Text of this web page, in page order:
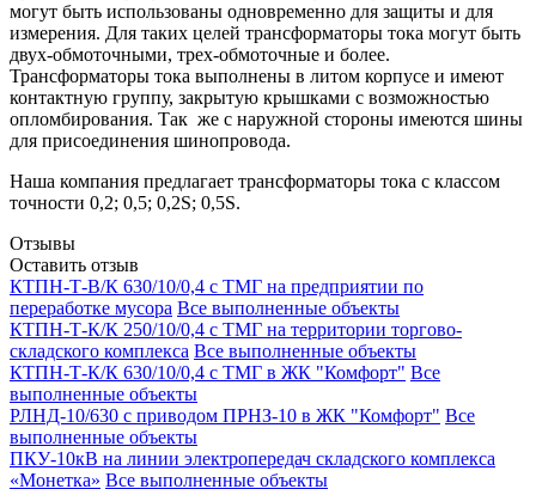
могут быть использованы одновременно для защиты и для
измерения. Для таких целей трансформаторы тока могут быть
двух-обмоточными, трех-обмоточные и более.
Трансформаторы тока выполнены в литом корпусе и имеют
контактную группу, закрытую крышками с возможностью
опломбирования. Так же с наружной стороны имеются шины
для присоединения шинопровода.
Наша компания предлагает трансформаторы тока с классом
точности 0,2; 0,5; 0,2S; 0,5S.
Отзывы
Оставить отзыв
КТПН-Т-В/К 630/10/0,4 с ТМГ на предприятии по
переработке мусора Все выполненные объекты
КТПН-Т-К/К 250/10/0,4 с ТМГ на территории торгово-
складского комплекса Все выполненные объекты
КТПН-Т-К/К 630/10/0,4 с ТМГ в ЖК "Комфорт" Все
выполненные объекты
РЛНД-10/630 с приводом ПРНЗ-10 в ЖК "Комфорт" Все
выполненные объекты
ПКУ-10кВ на линии электропередач складского комплекса
«Монетка» Все выполненные объекты